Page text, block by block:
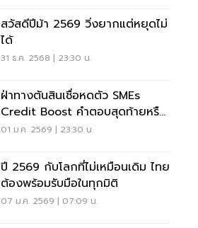
สวัสดีปีม้า 2569 วิ่งยากแต่หยุดไม่
ได้
31 ธ.ค. 2568 | 23:30 น.
ฝ่าทางตันสินเชื่อหดตัว SMEs
Credit Boost คำตอบสุดท้ายหรือ
แค่ยาประคองอาการ?
01 ม.ค. 2569 | 23:30 น.
ปี 2569 กับโลกที่ไม่เหมือนเดิม ไทย
ต้องพร้อมรับมือในทุกมิติ
07 ม.ค. 2569 | 07:09 น.